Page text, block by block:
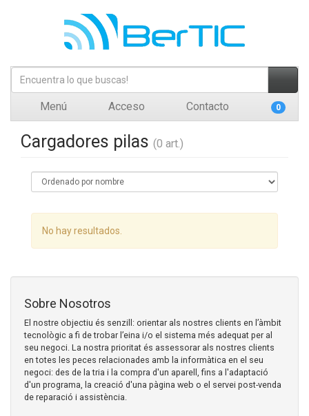
Menú Acceso Contacto 0
Cargadores pilas (0 art.)
No hay resultados.
Sobre Nosotros
El nostre objectiu és senzill: orientar als nostres clients en l’àmbit
tecnològic a fi de trobar l’eina i/o el sistema més adequat per al
seu negoci. La nostra prioritat és assessorar als nostres clients
en totes les peces relacionades amb la informàtica en el seu
negoci: des de la tria i la compra d'un aparell, fins a l'adaptació
d'un programa, la creació d'una pàgina web o el servei post-venda
de reparació i assistència.